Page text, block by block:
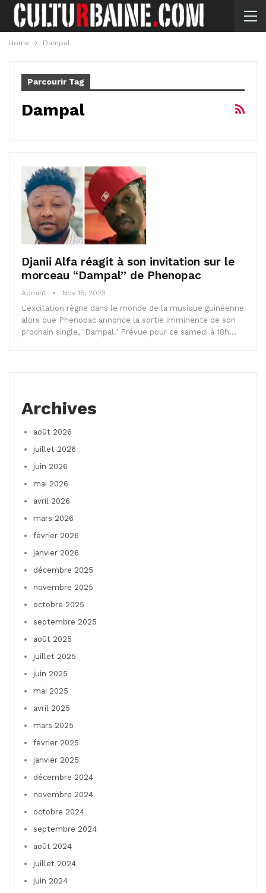
Home Dampal
Parcourir Tag
Dampal
Djanii Alfa réagit à son invitation sur le
morceau “Dampal” de Phenopac
Admin1 Nov 15, 2023
L'excitation règne dans le monde de la musique guinéenne
alors que Phenopac annonce la sortie imminente de son
prochain single, "Dampal." Prévue pour ce samedi à 18h…
Archives
août 2026
juillet 2026
juin 2026
mai 2026
avril 2026
mars 2026
février 2026
janvier 2026
décembre 2025
novembre 2025
octobre 2025
septembre 2025
août 2025
juillet 2025
juin 2025
mai 2025
avril 2025
mars 2025
février 2025
janvier 2025
décembre 2024
novembre 2024
octobre 2024
septembre 2024
août 2024
juillet 2024
juin 2024